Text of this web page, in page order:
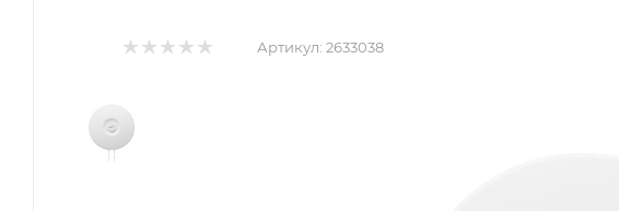
Артикул: 2633038